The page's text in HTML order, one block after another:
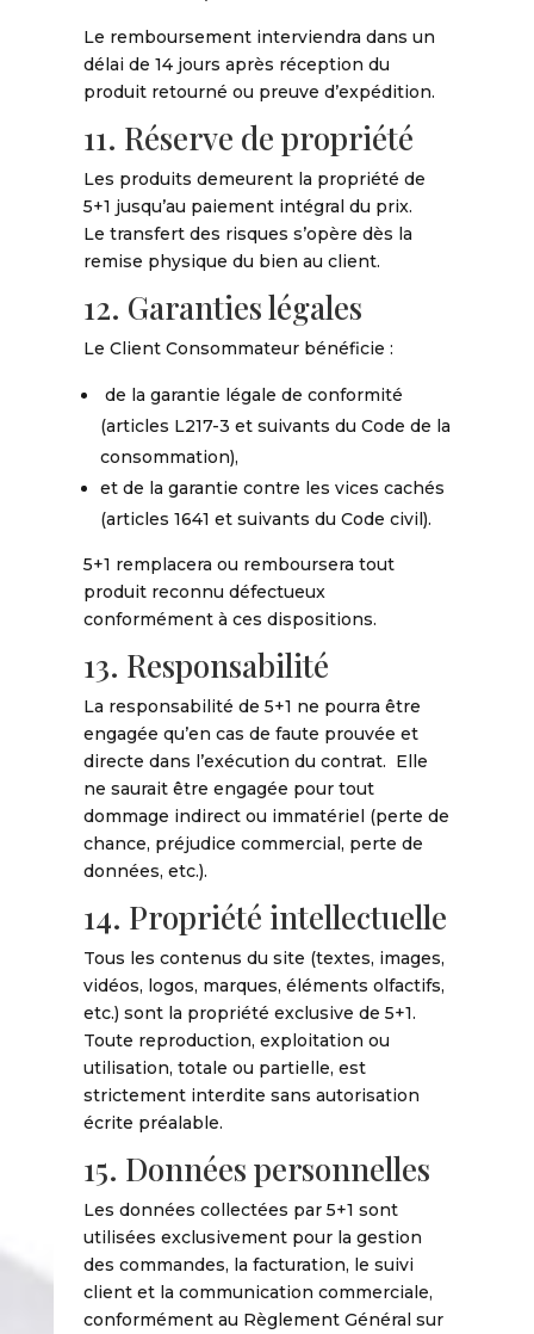
Le remboursement interviendra dans un
délai de 14 jours après réception du
produit retourné ou preuve d’expédition.
11. Réserve de propriété
Les produits demeurent la propriété de
5+1 jusqu’au paiement intégral du prix.
Le transfert des risques s’opère dès la
remise physique du bien au client.
12. Garanties légales
Le Client Consommateur bénéficie :
de la garantie légale de conformité
(articles L217-3 et suivants du Code de la
consommation),
et de la garantie contre les vices cachés
(articles 1641 et suivants du Code civil).
5+1 remplacera ou remboursera tout
produit reconnu défectueux
conformément à ces dispositions.
13. Responsabilité
La responsabilité de 5+1 ne pourra être
engagée qu’en cas de faute prouvée et
directe dans l’exécution du contrat. Elle
ne saurait être engagée pour tout
dommage indirect ou immatériel (perte de
chance, préjudice commercial, perte de
données, etc.).
14. Propriété intellectuelle
Tous les contenus du site (textes, images,
vidéos, logos, marques, éléments olfactifs,
etc.) sont la propriété exclusive de 5+1.
Toute reproduction, exploitation ou
utilisation, totale ou partielle, est
strictement interdite sans autorisation
écrite préalable.
15. Données personnelles
Les données collectées par 5+1 sont
utilisées exclusivement pour la gestion
des commandes, la facturation, le suivi
client et la communication commerciale,
conformément au Règlement Général sur